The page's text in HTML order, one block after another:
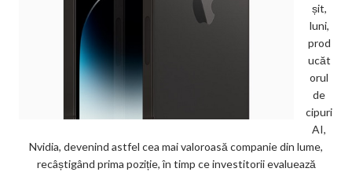
șit,
luni,
prod
ucăt
orul
de
cipuri
AI,
Nvidia, devenind astfel cea mai valoroasă companie din lume,
recâștigând prima poziție, în timp ce investitorii evaluează